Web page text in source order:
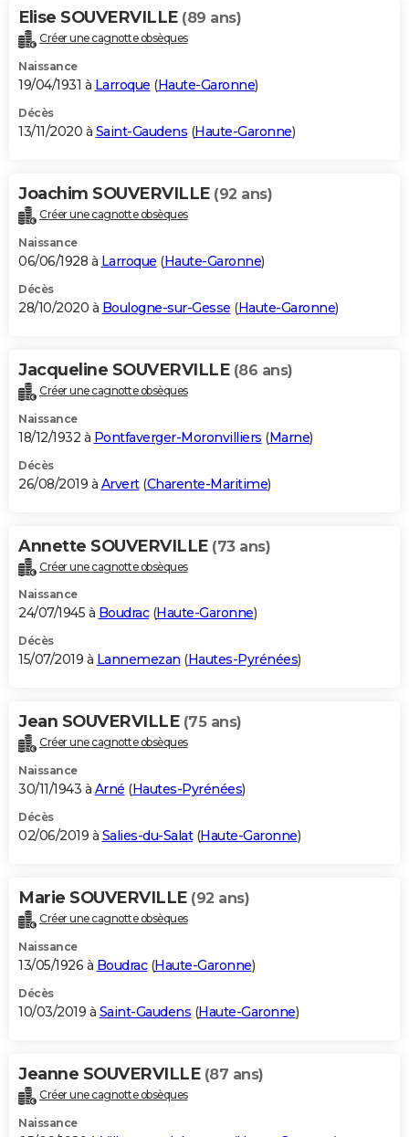
Elise SOUVERVILLE (89 ans)
Créer une cagnotte obsèques
Naissance
19/04/1931 à Larroque (Haute-Garonne)
Décès
13/11/2020 à Saint-Gaudens (Haute-Garonne)
Joachim SOUVERVILLE (92 ans)
Créer une cagnotte obsèques
Naissance
06/06/1928 à Larroque (Haute-Garonne)
Décès
28/10/2020 à Boulogne-sur-Gesse (Haute-Garonne)
Jacqueline SOUVERVILLE (86 ans)
Créer une cagnotte obsèques
Naissance
18/12/1932 à Pontfaverger-Moronvilliers (Marne)
Décès
26/08/2019 à Arvert(Charente-Maritime)
Annette SOUVERVILLE (73 ans)
Créer une cagnotte obsèques
Naissance
24/07/1945 à Boudrac(Haute-Garonne)
Décès
15/07/2019 à Lannemezan (Hautes-Pyrénées)
Jean SOUVERVILLE (75 ans)
Créer une cagnotte obsèques
Naissance
30/11/1943 à Arné (Hautes-Pyrénées)
Décès
02/06/2019 à Salies-du-Salat(Haute-Garonne)
Marie SOUVERVILLE (92 ans)
Créer une cagnotte obsèques
Naissance
13/05/1926 à Boudrac(Haute-Garonne)
Décès
10/03/2019 à Saint-Gaudens (Haute-Garonne)
Jeanne SOUVERVILLE (87 ans)
Créer une cagnotte obsèques
Naissance